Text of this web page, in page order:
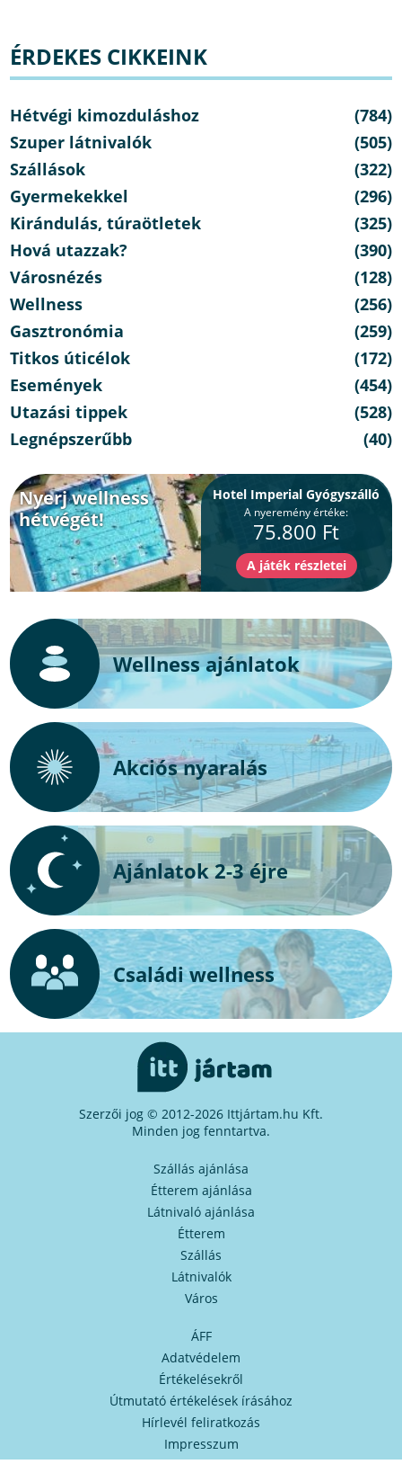
ÉRDEKES CIKKEINK
Hétvégi kimozduláshoz
(784)
Szuper látnivalók
(505)
Szállások
(322)
Gyermekekkel
(296)
Kirándulás, túraötletek
(325)
Hová utazzak?
(390)
Városnézés
(128)
Wellness
(256)
Gasztronómia
(259)
Titkos úticélok
(172)
Események
(454)
Utazási tippek
(528)
Legnépszerűbb
(40)
Nyerj wellness
hétvégét!
Hotel Imperial Gyógyszálló
A nyeremény értéke:
75.800 Ft
Wellness ajánlatok
Akciós nyaralás
Ajánlatok 2-3 éjre
Családi wellness
Szerzői jog © 2012-2026 Ittjártam.hu Kft.
Minden jog fenntartva.
Szállás ajánlása
Étterem ajánlása
Látnivaló ajánlása
Étterem
Szállás
Látnivalók
Város
ÁFF
Adatvédelem
Értékelésekről
Útmutató értékelések írásához
Hírlevél feliratkozás
Impresszum